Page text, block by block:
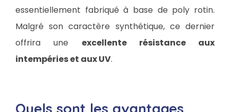
essentiellement fabriqué à base de poly rotin.
Malgré son caractère synthétique, ce dernier
offrira une excellente résistance aux
intempéries et aux UV.
Quels sont les avantages